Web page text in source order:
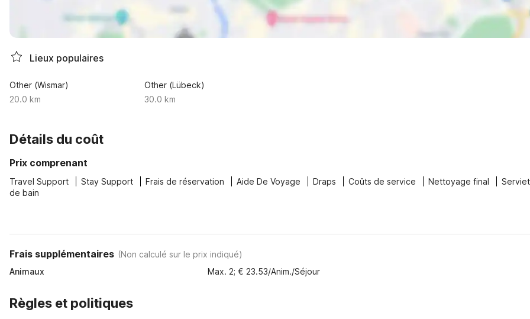
Lieux populaires
Other (Wismar)
20.0 km
Other (Lübeck)
30.0 km
Détails du coût
Prix comprenant
Travel Support Stay Support Frais de réservation Aide De Voyage Draps Coûts de service Nettoyage final
de bain
Frais supplémentaires (Non calculé sur le prix indiqué)
Animaux
Max. 2; € 23.53/Anim./Séjour
Règles et politiques